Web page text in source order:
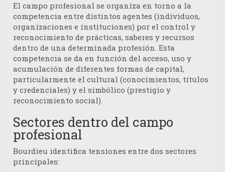
El campo profesional se organiza en torno a la
competencia entre distintos agentes (individuos,
organizaciones e instituciones) por el control y
reconocimiento de prácticas, saberes y recursos
dentro de una determinada profesión. Esta
competencia se da en función del acceso, uso y
acumulación de diferentes formas de capital,
particularmente el cultural (conocimientos, títulos
y credenciales) y el simbólico (prestigio y
reconocimiento social).
Sectores dentro del campo
profesional
Bourdieu identifica tensiones entre dos sectores
principales: